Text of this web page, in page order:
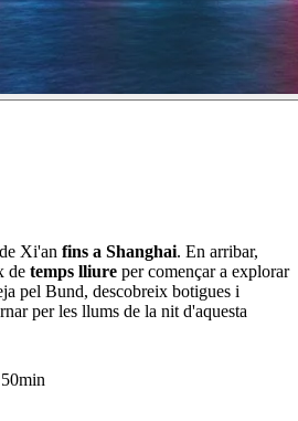
de Xi'an fins a Shanghai. En arribar,
de temps lliure per començar a explorar
pel Bund, descobreix botigues i
per les llums de la nit d'aquesta